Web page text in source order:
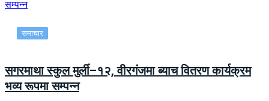
समाचार
सगरमाथा स्कुल मुर्ली–१२, वीरगंजमा ब्याच वितरण कार्यक्रम
भव्य रूपमा सम्पन्न